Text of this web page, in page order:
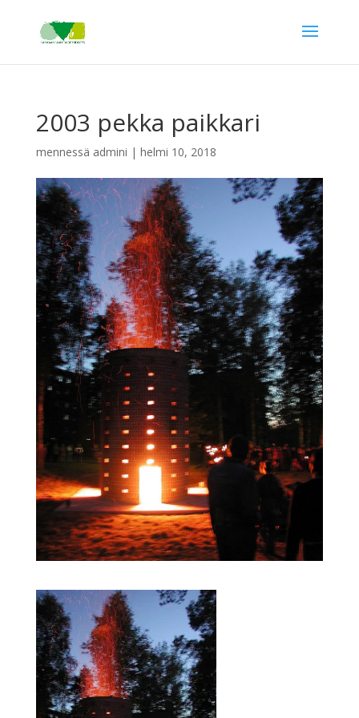
2003 pekka paikkari
mennessä admini | helmi 10, 2018